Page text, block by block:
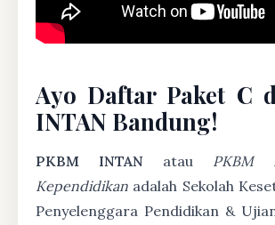
Ayo Daftar Paket C
INTAN Bandung!
PKBM INTAN atau PKBM
Kependidikan adalah Sekolah
Penyelenggara Pendidikan &